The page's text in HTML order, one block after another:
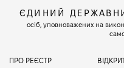
ЄДИНИЙ
осіб, уповноважених на
ПРО РЕЄСТР